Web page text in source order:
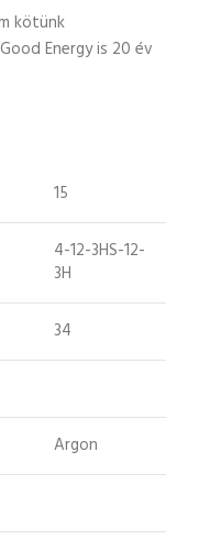
kötünk
Energy is 20 év
15
4-12-3HS-12-
3H
34
Argon